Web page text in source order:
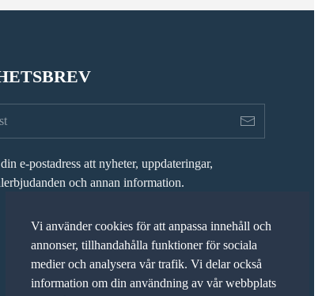
Vi använder cookies för att anpassa innehåll och
annonser, tillhandahålla funktioner för sociala
medier och analysera vår trafik. Vi delar också
information om din användning av vår webbplats
e-postadress att nyheter, uppdateringar,
och annan information.